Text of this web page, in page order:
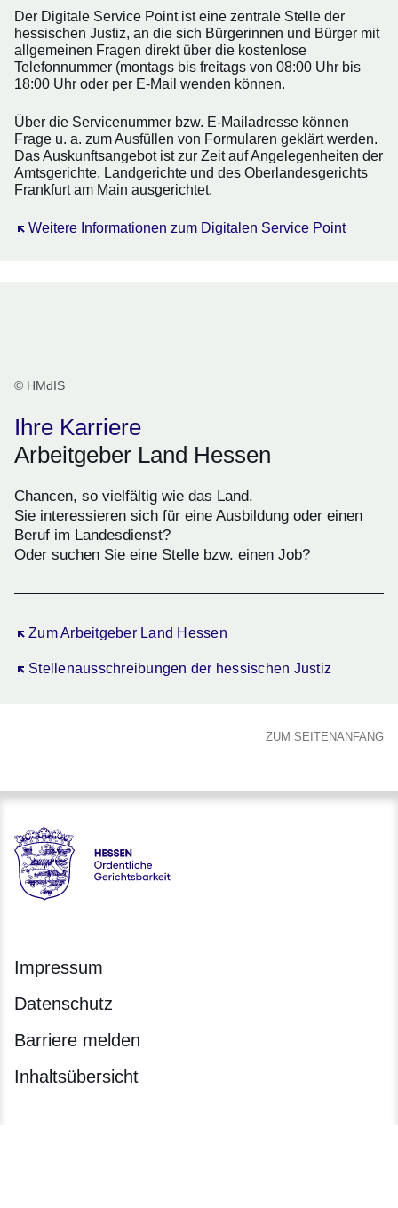
Der Digitale Service Point ist eine zentrale Stelle der
hessischen Justiz, an die sich Bürgerinnen und Bürger mit
allgemeinen Fragen direkt über die kostenlose
Telefonnummer (montags bis freitags von 08:00 Uhr bis
18:00 Uhr oder per E-Mail wenden können.
Über die Servicenummer bzw. E-Mailadresse können
Frage u. a. zum Ausfüllen von Formularen geklärt werden.
Das Auskunftsangebot ist zur Zeit auf Angelegenheiten der
Amtsgerichte, Landgerichte und des Oberlandesgerichts
Frankfurt am Main ausgerichtet.
Weitere Informationen zum Digitalen Service Point
Öffnet sich in einem neuen Fenster
© HMdIS
Ihre Karriere
Arbeitgeber Land Hessen
Chancen, so vielfältig wie das Land.
Sie interessieren sich für eine Ausbildung oder einen
Beruf im Landesdienst?
Oder suchen Sie eine Stelle bzw. einen Job?
Zum Arbeitgeber Land Hessen
Öffnet sich in einem neuen Fenster
Stellenausschreibungen der hessischen Justiz
Öffnet sich in einem neuen Fenster
ZUM SEITENANFANG
Hessen - Ordentliche Gerichtsbarkeit Hessen
Impressum
Datenschutz
Barriere melden
Inhaltsübersicht